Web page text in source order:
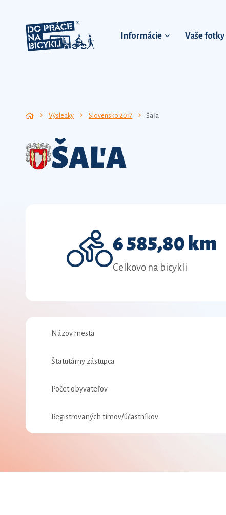
Informácie Vaše fotky
Výsledky Slovensko 2017 Šaľa
ŠAĽA
6 585,80 km
Celkovo na bicykli
Názov mesta
Štatutárny zástupca
Počet obyvateľov
Registrovaných tímov/účastníkov